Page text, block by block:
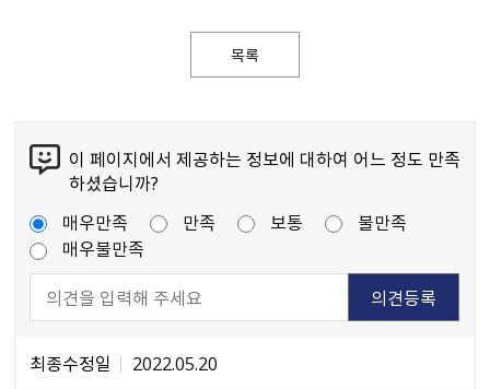
목록
이 페이지에서 제공하는 정보에 대하여 어느 정도 만족
하셨습니까?
매우만족
만족 보통
불만족
매우불만족
최종수정일 2022.05.20